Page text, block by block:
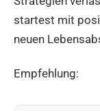
startest mit
neuen
Empfehlung: